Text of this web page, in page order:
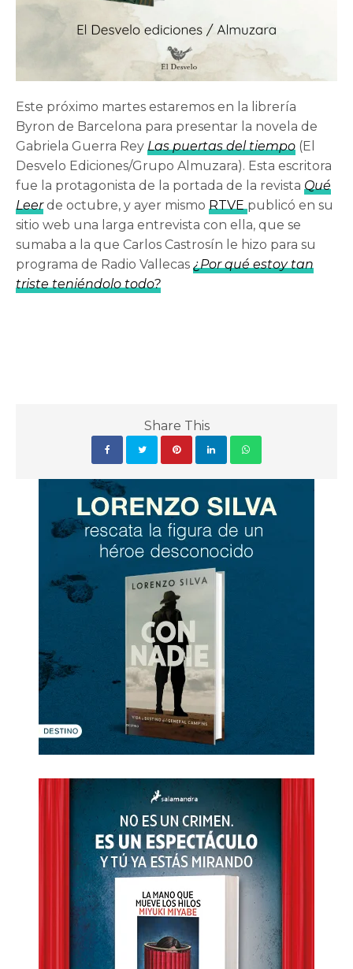
Este próximo martes estaremos en la librería
Byron de Barcelona para presentar la novela de
Gabriela Guerra ReyLas puertas del tiempo (El
Desvelo Ediciones/Grupo Almuzara). Esta escritora
fue la protagonista de la portada de la revistaQué
Leerde octubre, y ayer mismoRTVEpublicó en su
sitio web una larga entrevista con ella, que se
sumaba a la que Carlos Castrosín le hizo para su
programa de Radio Vallecas¿Por qué estoy tan
triste teniéndolo todo?
Share This